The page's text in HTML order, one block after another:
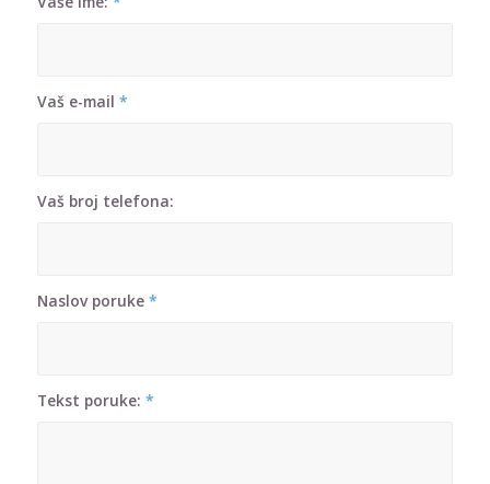
Vaš e-mail *
Vaš broj telefona:
Naslov poruke *
Tekst poruke: *